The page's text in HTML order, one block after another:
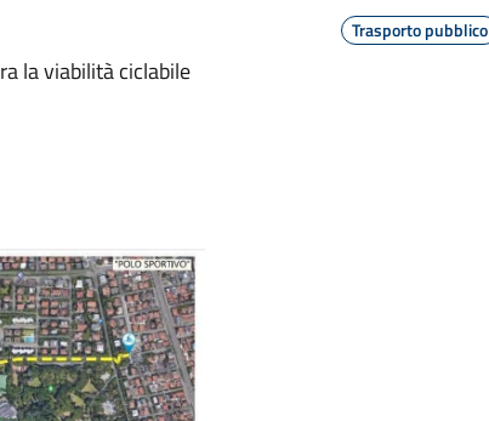
la viabilità ciclabile
Trasporto pubblico